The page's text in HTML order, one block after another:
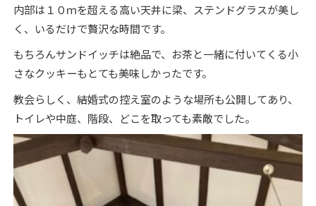
内部は１０ｍを超える高い天井に梁、ステンドグラスが美し
く、いるだけで贅沢な時間です。
もちろんサンドイッチは絶品で、お茶と一緒に付いてくる小
さなクッキーもとても美味しかったです。
教会らしく、結婚式の控え室のような場所も公開してあり、
トイレや中庭、階段、どこを取っても素敵でした。